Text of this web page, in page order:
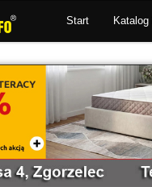
Start Katalog